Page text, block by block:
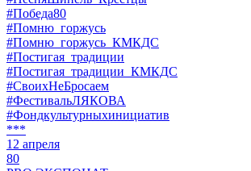
#Победа80
#Помню_горжусь
#Помню_горжусь_КМКДС
#Постигая_традиции
#Постигая_традиции_КМКДС
#СвоихНеБросаем
#ФестивальЛЯКОВА
#Фондкультурныхинициатив
***
12 апреля
80